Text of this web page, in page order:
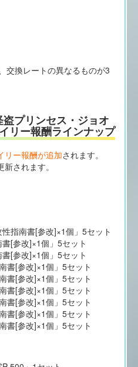
交換レートの異なるものが3
プリンセス・ジョオ
リー報酬ラインナップ
リー報酬が追加されます。
されます。
指南書[参改]×1個」5セット
[参改]×1個」5セット
[参改]×1個」5セット
書[参改]×1個」5セット
書[参改]×1個」5セット
書[参改]×1個」5セット
書[参改]×1個」5セット
書[参改]×1個」5セット
書[参改]×1個」5セット